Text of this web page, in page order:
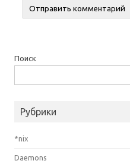
Поиск
Рубрики
*nix
Daemons